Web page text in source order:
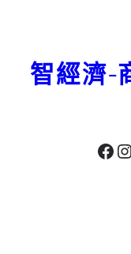
Facebook Instagram
智經濟-